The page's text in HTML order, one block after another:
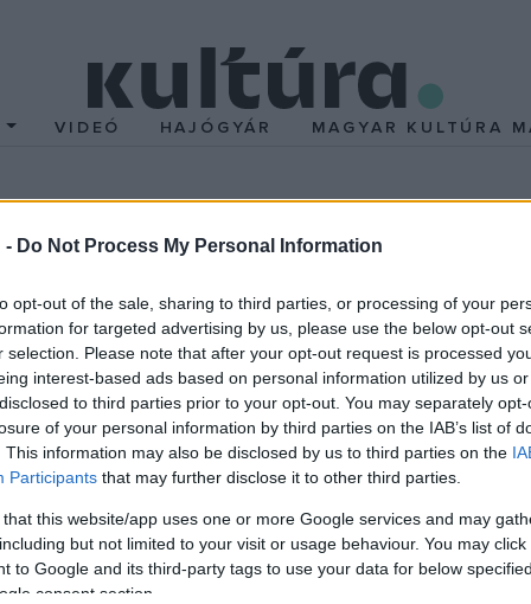
- Do Not Process My Personal Information
opt-out of the sale, sharing to third parties, or processing of your
for targeted advertising by us, please use the below opt-out
selection. Please note that after your opt-out request is processed
interest-based ads based on personal information utilized by us
to third parties prior to your opt-out. You may separately
of your personal information by third parties on the IAB’s list of
This information may also be disclosed by us to third parties on the
Participants that may further disclose it to other third parties.
that this website/app uses one or more Google services and may
but not limited to your visit or usage behaviour. You may
to Google and its third-party tags to use your data for below
consent section.
VIDEÓ HAJÓGYÁR MAGYAR KULTÚRA
mutatkozik be a
vállalatunk németországi központjában, és mostanára a
esztendőben ? mondta elBéldi-Betegh Aliz, a BASF német
? tette hozzá.
így például Indiában egy egész országot végigjáró
Ezeknek a példáknak alapján is úgy gondoltuk, hogy
6?12 éves korosztály helyben vehet részt az